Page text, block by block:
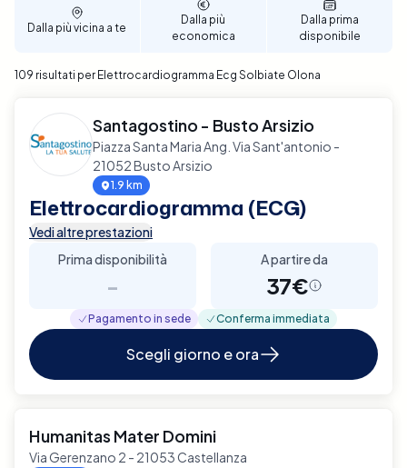
Dalla più vicina a te
Dalla più
economica
Dalla prima
disponibile
109 risultati per Elettrocardiogramma Ecg Solbiate Olona
Santagostino - Busto Arsizio
Piazza Santa Maria Ang. Via Sant'antonio -
21052 Busto Arsizio
1.9 km
Elettrocardiogramma (ECG)
Vedi altre prestazioni
Prima disponibilità
-
A partire da
37€
Pagamento in sede Conferma immediata
Scegli giorno e ora
Humanitas Mater Domini
Via Gerenzano 2 - 21053 Castellanza